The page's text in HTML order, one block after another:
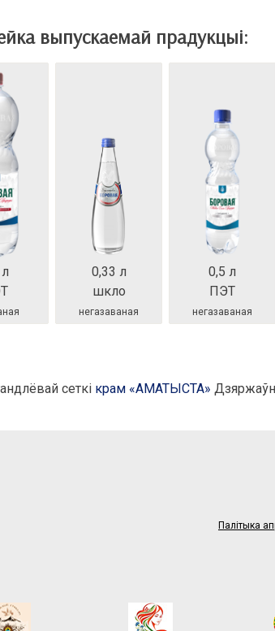
выпускаемай прадукцыі:
0,33 л
шкло
негазаваная
0,5 л
ПЭТ
негазаваная
сеткі крам «АМАТЫСТА»
Палітыка